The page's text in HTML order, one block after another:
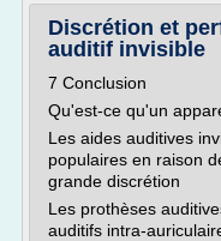
Discrétion et
auditif invisible
7 Conclusion
Qu'est-ce qu'un
Les aides auditives
populaires en raison
grande discrétion
Les prothèses
auditifs intra-